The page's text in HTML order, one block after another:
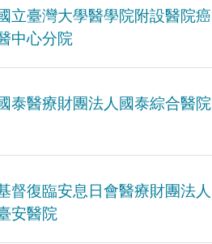
立臺灣大學醫學院附設醫院癌
中心分院
泰醫療財團法人國泰綜合醫院
督復臨安息日會醫療財團法人
安醫院